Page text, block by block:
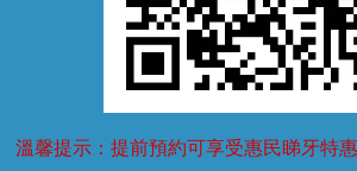
溫馨提示：提前預約可享受惠民睇牙特